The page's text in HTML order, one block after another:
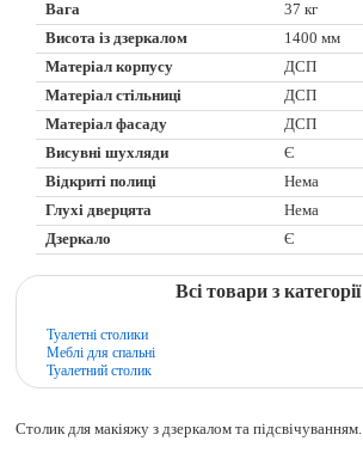
Вага
37 кг
Висота із дзеркалом
1400 мм
Матеріал корпусу
ДСП
Матеріал стільниці
ДСП
Матеріал фасаду
ДСП
Висувні шухляди
Є
Відкриті полиці
Нема
Глухі дверцята
Нема
Дзеркало
Є
Всі товари з категорії
Туалетні столики
Меблі для спальні
Туалетний столик
Столик для макіяжу з дзеркалом та підсвічуванням.